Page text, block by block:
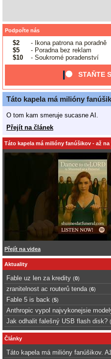
Podpořte nás
$2
- Ikona patrona na poradně
$5
- Poradna bez reklam
$10
- Soukromé poradenství
STAŇTE
Táto kapela má milióny
O tom kam smeruje sucasne AI.
Přejít na článek
Táto kapela má milióny fanúšikov - až
Přejít na videa
Aktuality
Fable uz len za kredity (0)
zranitelnost ac routerů tenda (6)
Fable 5 is back (5)
Anthropic vypol najvykonejsie
Jak odhalit falešný USB flash disk? (
Články
Táto kapela má milióny fanúšikov.